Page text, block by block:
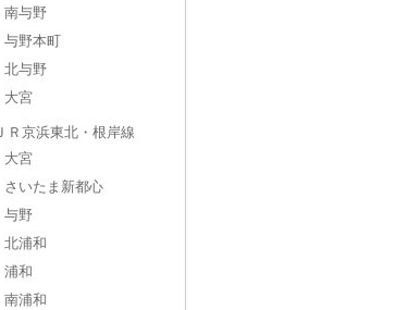
南与野
与野本町
北与野
大宮
ＪＲ京浜東北・根岸線
大宮
さいたま新都心
与野
北浦和
浦和
南浦和